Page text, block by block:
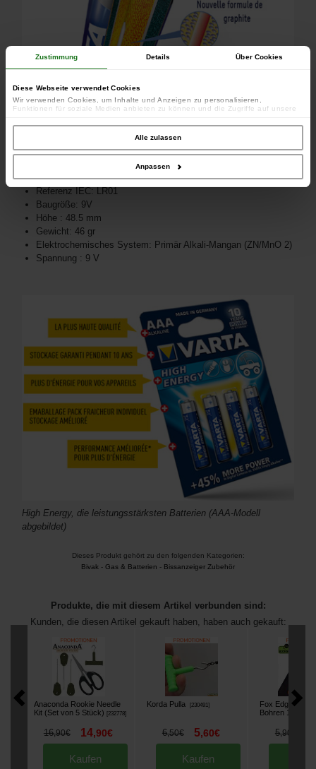
Zustimmung Details Über Cookies
Diese Webseite verwendet Cookies
Wir verwenden Cookies, um Inhalte und Anzeigen zu personalisieren,
Funktionen für soziale Medien anbieten zu können und die Zugriffe auf unsere
unserer Website an unsere Partner für soziale Medien, Werbung und Analysen
weiter. Unsere Partner führen diese Informationen möglicherweise mit weiteren
Daten zusammen, die Sie ihnen bereitgestellt haben oder die sie im Rahmen
Ihrer Nutzung der Dienste gesammelt haben.
Alle zulassen
Anpassen
DETAILS :
VARTA Typ: MN9100
Referenz IEC: LR01
Baugröße: 9V
Höhe : 48.5 mm
Gewicht: 46 gr
Elektrochemisches System: Primär Alkali-Mangan (ZN/MnO 2)
Spannung : 9 V
High Energy, die leistungsstärksten Batterien (AAA-Modell
abgebildet)
Dieses Produkt gehört zu den folgenden Kategorien:
Bivak - Gas & Batterien - Bissanzeiger Zubehör
Produkte, die mit diesem Artikel verbunden sind:
Kunden, die diesen Artikel gekauft haben, haben auch gekauft:
Anaconda Rookie Needle
Kit (Set von 5 Stück)
232778]
16,90€ 14,90€
Kaufen
Korda Pulla 230491]
6,50€ 5,60€
Kaufen
Fox Edges
Bohren 1mm
5,90